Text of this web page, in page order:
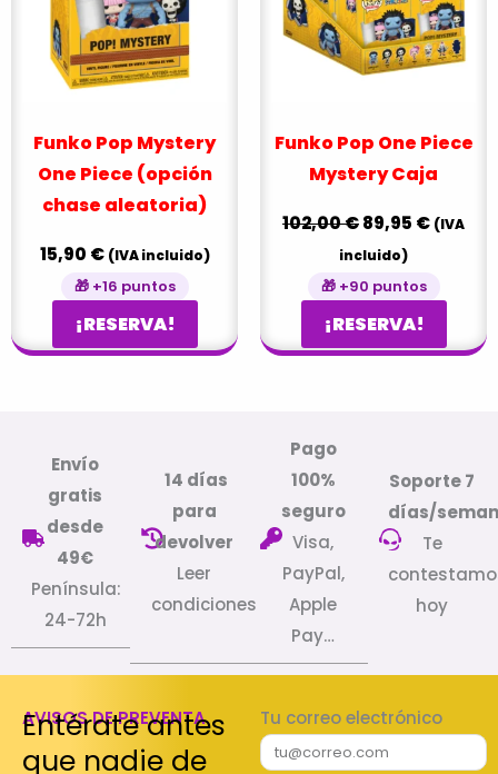
Funko Pop Mystery
One Piece (opción
chase aleatoria)
15,90 € (IVA incluido)
🎁 +16 puntos
¡RESERVA!
Funko Pop One Piece
Mystery Caja
102,00€89,95 € (IVA
incluido)
🎁 +90 puntos
¡RESERVA!
Envío
gratis
desde
49€
Península:
24-72h
14 días
para
devolver
Leer
condiciones
Pago
100%
seguro
Visa,
PayPal,
Apple
Pay…
Soporte 7
días/
Te
hoy
AVISOS DE PREVENTA
Entérate antes
que nadie de
Tu correo electrónico